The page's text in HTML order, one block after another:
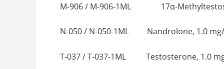
M-906 / M-906-1ML 17α-
N-050 / N-050-1ML Nandrolone, 1.0
T-037 / T-037-1ML Testosterone, 1.0